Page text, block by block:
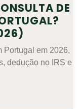
DE
Portugal em 2026,
dedução no IRS e